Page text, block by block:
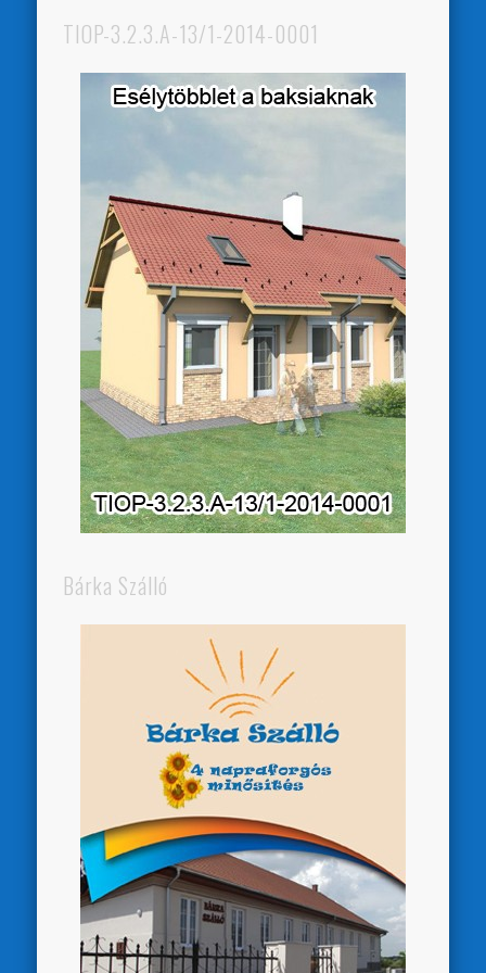
TIOP-3.2.3.A-13/1-2014-0001
Bárka Szálló